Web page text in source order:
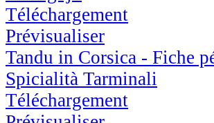
Téléchargement
Prévisualiser
Tandu in Corsica - Fiche
Spicialità Tarminali
Téléchargement